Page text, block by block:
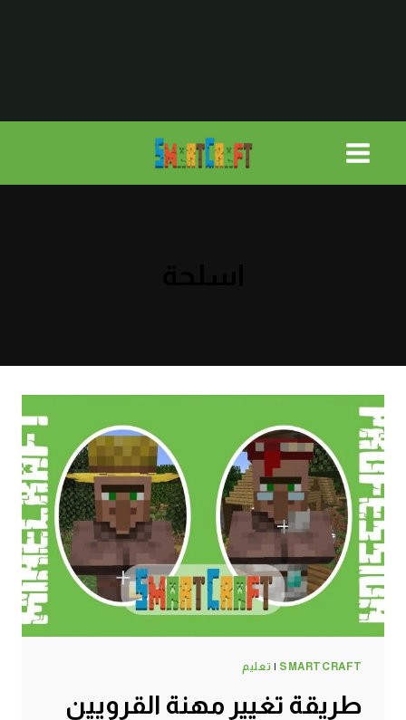
SMARTCRAFT
| تعليم
طريقة تغيير مهنة القرويين